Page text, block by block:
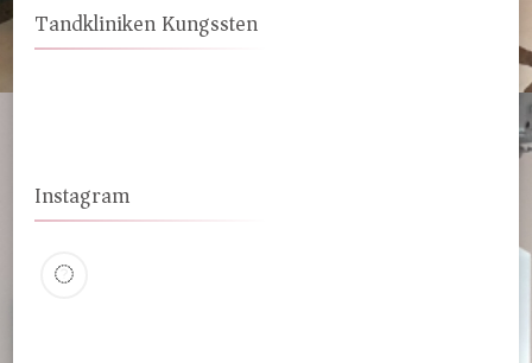
Tandkliniken Kungssten
Instagram